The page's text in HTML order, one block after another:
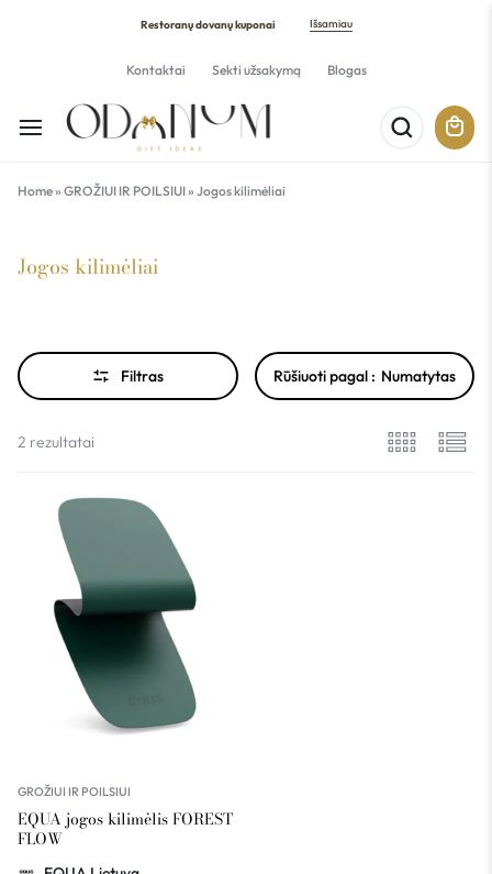
Restoranų dovanų kuponai Išsamiau
Kontaktai Sekti užsakymą Blogas
Home» GROŽIUI IR POILSIUI» Jogos kilimėliai
Jogos kilimėliai
Filtras Rūšiuoti pagal : Numatytas
2 rezultatai
GROŽIUI IR POILSIUI
EQUA jogos kilimėlis FOREST
FLOW